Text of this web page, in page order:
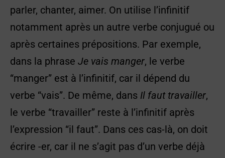
parler, chanter, aimer. On utilise l’infinitif
notamment après un autre verbe conjugué ou
après certaines prépositions. Par exemple,
dans la phrase Je vais manger, le verbe
“manger” est à l’infinitif, car il dépend du
verbe “vais”. De même, dans Il faut travailler,
le verbe “travailler” reste à l’infinitif après
l’expression “il faut”. Dans ces cas-là, on doit
écrire -er, car il ne s’agit pas d’un verbe déjà